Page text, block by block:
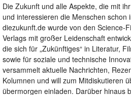
Die Zukunft und alle Aspekte, die mit
und interessieren die Menschen schon
diezukunft.de wurde von den Science-
Verlags mit großer Leidenschaft
die sich für „Zukünftiges“ in Literatur,
sowie für soziale und technische
versammelt aktuelle Nachrichten,
Kolumnen und will zum Mitdiskutieren
übermorgen einladen. Darüber hinaus